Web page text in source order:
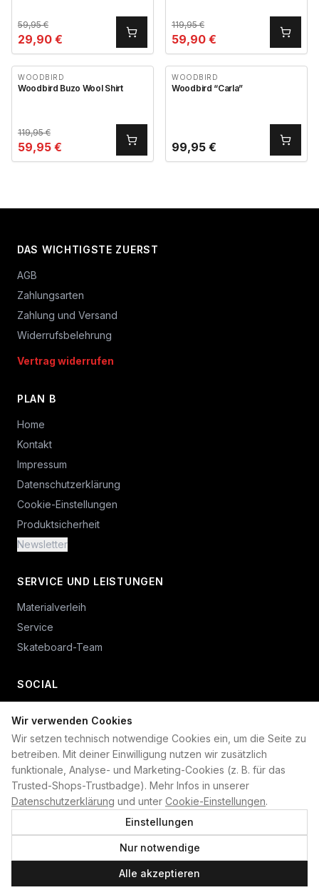
Wir verwenden Cookies
Wir setzen technisch notwendige Cookies ein, um die Seite zu
betreiben. Mit deiner Einwilligung nutzen wir zusätzlich
funktionale, Analyse- und Marketing-Cookies (z. B. für das
Trusted-Shops-Trustbadge). Mehr Infos in unserer
Datenschutzerklärung und unter Cookie-Einstellungen.
Einstellungen
Nur notwendige
Alle akzeptieren
59,95€
29,90 €
119,95€
59,90 €
WOODBIRD
Woodbird Buzo Wool Shirt
119,95€
59,95 €
WOODBIRD
Woodbird “Carla”
99,95 €
DAS WICHTIGSTE ZUERST
AGB
Zahlungsarten
Zahlung und Versand
Widerrufsbelehrung
Vertrag widerrufen
PLAN B
Home
Kontakt
Impressum
Datenschutzerklärung
Cookie-Einstellungen
Produktsicherheit
Newsletter
SERVICE UND LEISTUNGEN
Materialverleih
Service
Skateboard-Team
SOCIAL
+49 234 687 00 38
shop@plan-b-funsport.de
Sichere Zahlung mit: